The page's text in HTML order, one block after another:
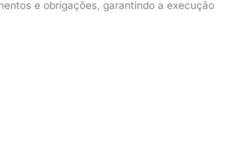
e obrigações, garantindo a execução